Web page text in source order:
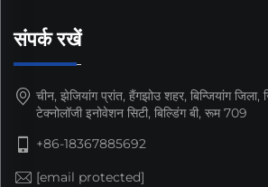
संपर्क रखें
चीन, झेजियांग प्रांत, हैंगझोउ शहर, बिन्जियांग
टेक्नोलॉजी इनोवेशन सिटी, बिल्डिंग बी, रूम 709
+86-18367885692
[email protected]